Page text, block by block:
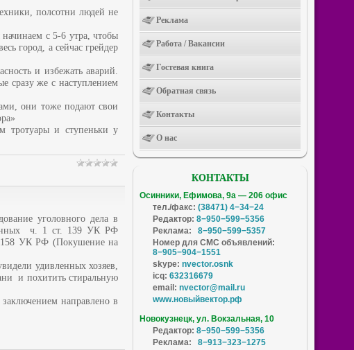
полсотни людей не
с 5-6 утра, чтобы
город, а сейчас грейдер
и избежать аварий.
сразу же с наступлением
они тоже подают свои
тротуары и ступеньки у
уголовного дела в
ч. 1 ст. 139 УК РФ
УК РФ (Покушение на
удивленных хозяев,
и похитить стиральную
направлено в
Реклама
Работа / Вакансии
Гостевая книга
Обратная связь
Контакты
О нас
КОНТАКТЫ
Осинники, Ефимова, 9а — 206 офис
тел./факс: (38471) 4−34−24
Редактор: 8−950−599−5356
Реклама:
8−950−599−5357
Номер для СМС объявлений:
8−905−904−1551
skype: nvector.osnk
icq: 632316679
email: nvector@mail.ru
www.новыйвектор.рф
Новокузнецк, ул. Вокзальная, 10
Редактор: 8−950−599−5356
Реклама:
8−913−323−1275